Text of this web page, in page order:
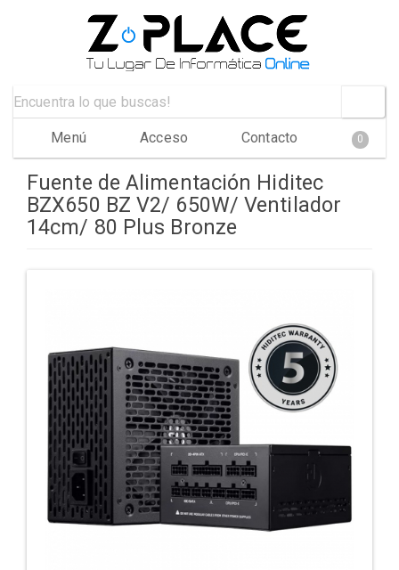
Menú Acceso Contacto 0
Fuente de Alimentación Hiditec
BZX650 BZ V2/ 650W/ Ventilador
14cm/ 80 Plus Bronze